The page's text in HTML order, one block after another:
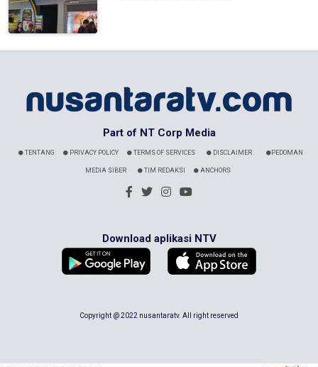
Part of NT Corp Media
TENTANG PRIVACY POLICY TERMS OF SERVICES DISCLAIMER PEDOMAN
MEDIA SIBER TIM REDAKSI ANCHORS
Download aplikasi NTV
Copyright @ 2022 nusantaratv. All right reserved